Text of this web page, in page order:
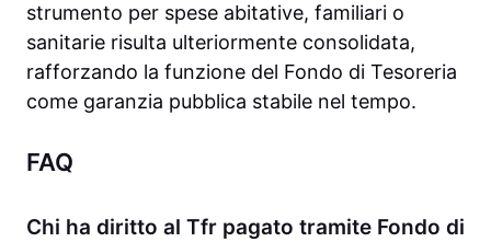
strumento per spese abitative, familiari o
sanitarie risulta ulteriormente consolidata,
rafforzando la funzione del Fondo di Tesoreria
come garanzia pubblica stabile nel tempo.
FAQ
Chi ha diritto al Tfr pagato tramite Fondo di